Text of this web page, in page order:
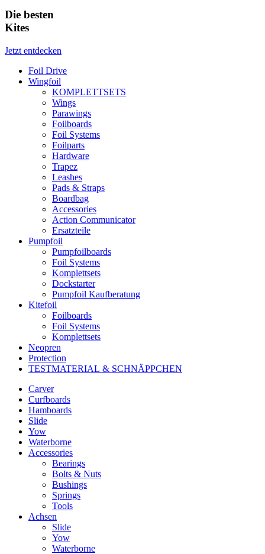
Die besten
Kites
Jetzt entdecken
Foil Drive
Wingfoil
KOMPLETTSETS
Wings
Parawings
Foilboards
Foil Systems
Foilparts
Hardware
Trapez
Leashes
Pads & Straps
Boardbag
Accessories
Action Communicator
Ersatzteile
Pumpfoil
Pumpfoilboards
Foil Systems
Komplettsets
Dockstarter
Pumpfoil Kaufberatung
Kitefoil
Foilboards
Foil Systems
Komplettsets
Neopren
Protection
TESTMATERIAL & SCHNÄPPCHEN
Carver
Curfboards
Hamboards
Slide
Yow
Waterborne
Accessories
Bearings
Bolts & Nuts
Bushings
Springs
Tools
Achsen
Slide
Yow
Waterborne